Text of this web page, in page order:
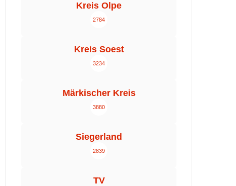
Kreis Olpe
2784
Kreis Soest
3234
Märkischer Kreis
3880
Siegerland
2839
TV